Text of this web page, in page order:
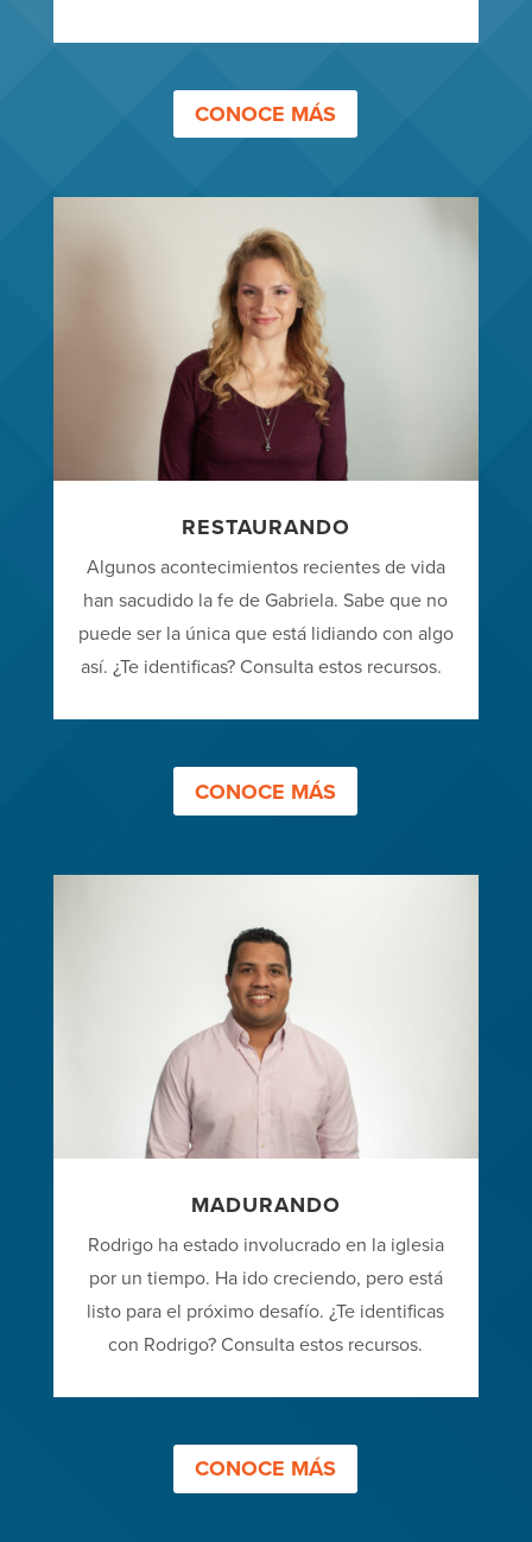
CONOCE MÁS
RESTAURANDO
Algunos acontecimientos recientes de vida
han sacudido la fe de Gabriela. Sabe que no
puede ser la única que está lidiando con algo
así. ¿Te identificas? Consulta estos recursos.
CONOCE MÁS
MADURANDO
Rodrigo ha estado involucrado en la iglesia
por un tiempo. Ha ido creciendo, pero está
listo para el próximo desafío. ¿Te identificas
con Rodrigo? Consulta estos recursos.
CONOCE MÁS